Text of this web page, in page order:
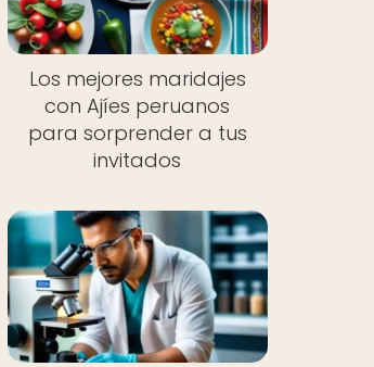
Los mejores maridajes
con Ajíes peruanos
para sorprender a tus
invitados